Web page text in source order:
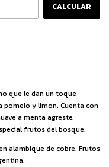
CALCULAR
que le dan un toque
pomelo y limon. Cuenta con
a menta agreste,
frutos del bosque.
alambique de cobre. Frutos